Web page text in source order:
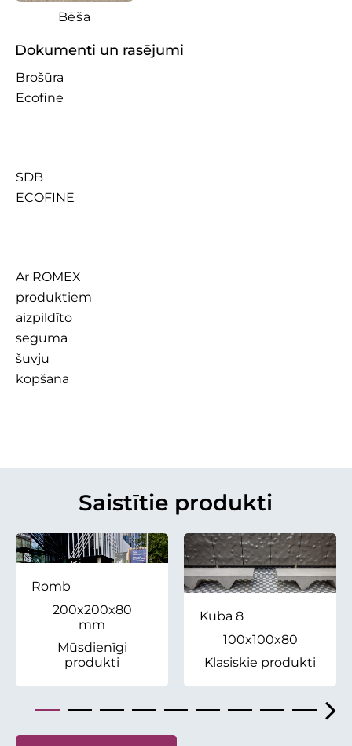
Bēša
Dokumenti un rasējumi
Brošūra
Ecofine
SDB
ECOFINE
Ar ROMEX
produktiem
aizpildīto
seguma
šuvju
kopšana
Saistītie produkti
Romb
200x200x80
mm
Mūsdienīgi
produkti
Kuba 8
100x100x80
Klasiskie produkti